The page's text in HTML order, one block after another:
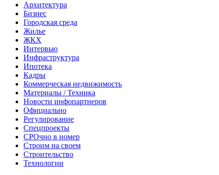
Архитектура
Бизнес
Городская среда
Жилье
ЖКХ
Интервью
Инфраструктура
Ипотека
Кадры
Коммерческая недвижимость
Материалы / Техника
Новости инфопартнеров
Официально
Регулирование
Спецпроекты
СРОчно в номер
Строим на своем
Строительство
Технологии